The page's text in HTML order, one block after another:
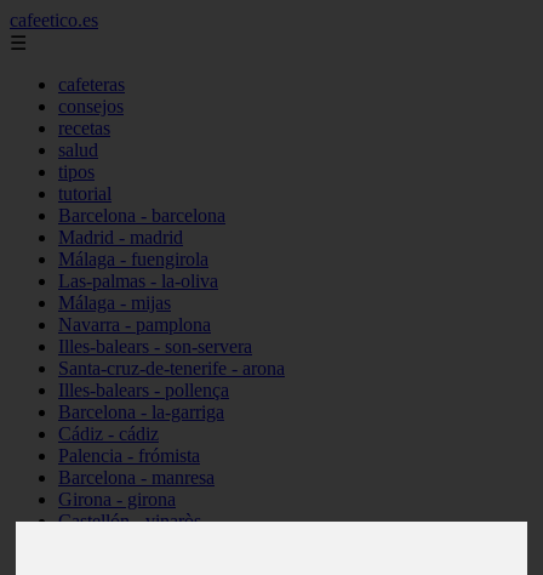
cafeetico.es
☰
cafeteras
consejos
recetas
salud
tipos
tutorial
Barcelona - barcelona
Madrid - madrid
Málaga - fuengirola
Las-palmas - la-oliva
Málaga - mijas
Navarra - pamplona
Illes-balears - son-servera
Santa-cruz-de-tenerife - arona
Illes-balears - pollença
Barcelona - la-garriga
Cádiz - cádiz
Palencia - frómista
Barcelona - manresa
Girona - girona
Castellón - vinaròs